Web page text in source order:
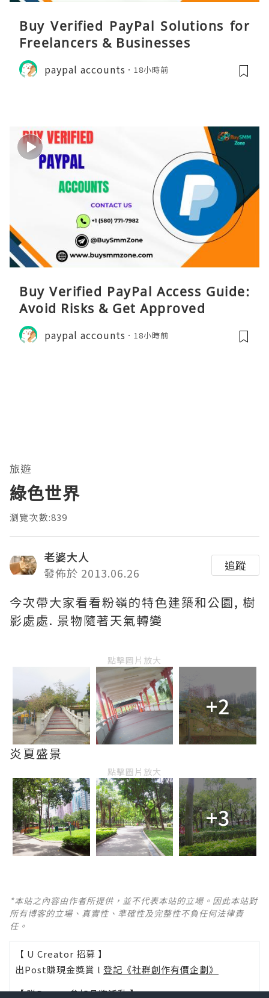
Buy Verified PayPal Solutions for
Freelancers & Businesses
paypal accounts 18小時前
Buy Verified PayPal Access Guide:
Avoid Risks & Get Approved
paypal accounts 18小時前
旅遊
綠色世界
瀏覽次數:839
老婆大人
發佈於 2013.06.26
追蹤
今次帶大家看看粉嶺的特色建築和公園, 樹
影處處. 景物隨著天氣轉變
點擊圖片放大
+2
炎夏盛景
點擊圖片放大
+3
*本站之內容由作者所提供，並不代表本站的立場。因此本站對
所有博客的立場、真實性、準確性及完整性不負任何法律責
任。
【 U Creator 招募 】
出Post賺現金獎賞 l 登記《社群創作有價企劃》